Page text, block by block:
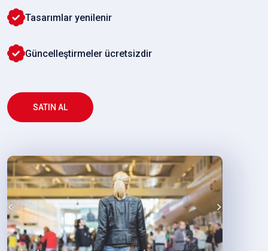
Tasarımlar yenilenir
Güncelleştirmeler ücretsizdir
SATIN AL